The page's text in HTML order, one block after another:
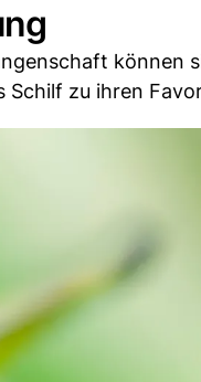
können
zu ihren